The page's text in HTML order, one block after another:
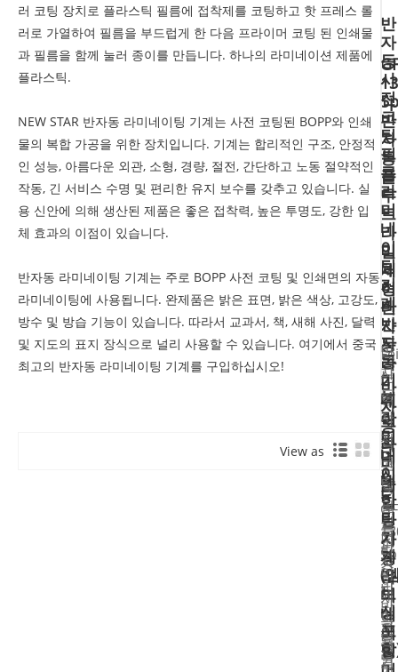
러 코팅 장치로 플라스틱 필름에 접착제를 코팅하고 핫 프레스 롤
러로 가열하여 필름을 부드럽게 한 다음 프라이머 코팅 된 인쇄물
과 필름을 함께 눌러 종이를 만듭니다. 하나의 라미네이션 제품에
플라스틱.
NEW STAR 반자동 라미네이팅 기계는 사전 코팅된 BOPP와 인쇄
물의 복합 가공을 위한 장치입니다. 기계는 합리적인 구조, 안정적
인 성능, 아름다운 외관, 소형, 경량, 절전, 간단하고 노동 절약적인
작동, 긴 서비스 수명 및 편리한 유지 보수를 갖추고 있습니다. 실
용 신안에 의해 생산된 제품은 좋은 접착력, 높은 투명도, 강한 입
체 효과의 이점이 있습니다.
반자동 라미네이팅 기계는 주로 BOPP 사전 코팅 및 인쇄면의 자동
라미네이팅에 사용됩니다. 완제품은 밝은 표면, 밝은 색상, 고강도,
방수 및 방습 기능이 있습니다. 따라서 교과서, 책, 새해 사진, 달력
및 지도의 표지 장식으로 널리 사용할 수 있습니다. 여기에서 중국
최고의 반자동 라미네이팅 기계를 구입하십시오!
View as
분
할
반
자
동
라
미
네
이
팅
일
체
형
반
자
동
라
미
네
이
팅
머
신
원
피
스
반
자
동
라
반
자
동
플
루
트
라
미
네
이
터
는
중
국
최
고
의
반
자
동
플
루
반
자
동
기
계
라
미
네
이
터
당
사
의
반
자
동
반
자
동
라
미
네
이
팅
기
계
(
보
싱
포
반
자
동
사
전
코
팅
필
름
라
미
네
이
팅
기
계
반
자
동
사
전
코
팅
필
름
라
미
네
이
팅
기